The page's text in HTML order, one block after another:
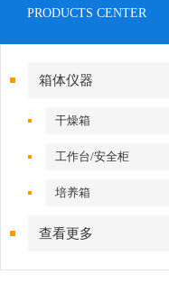
PRODUCTS CENTER
箱体仪器
干燥箱
工作台/安全柜
培养箱
查看更多